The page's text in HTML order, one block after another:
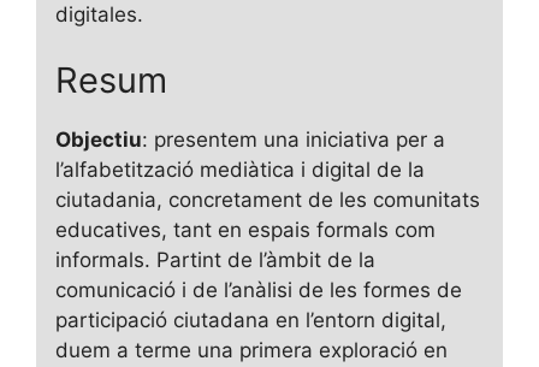
digitales.
Resum
Objectiu: presentem una iniciativa per a
l’alfabetització mediàtica i digital de la
ciutadania, concretament de les comunitats
educatives, tant en espais formals com
informals. Partint de l’àmbit de la
comunicació i de l’anàlisi de les formes de
participació ciutadana en l’entorn digital,
duem a terme una primera exploració en